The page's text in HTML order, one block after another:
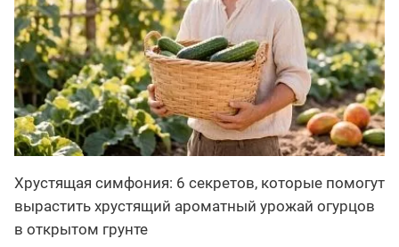
Хрустящая симфония: 6 секретов, которые помогут
вырастить хрустящий ароматный урожай огурцов
в открытом грунте